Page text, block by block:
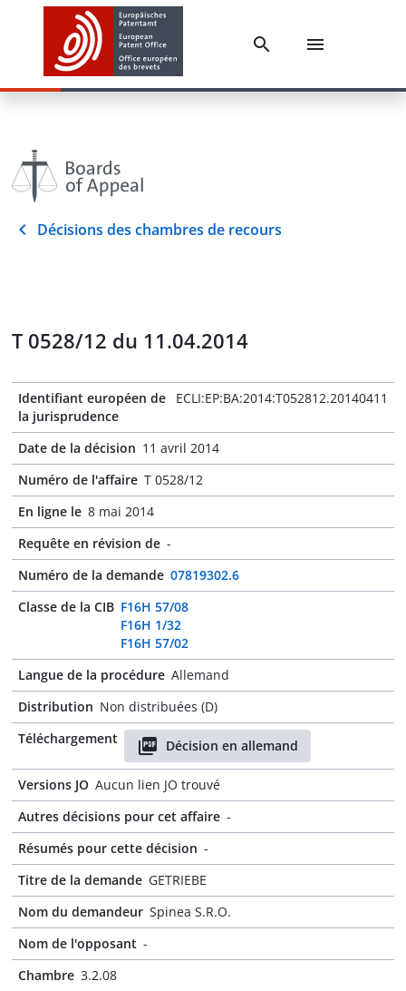
Décisions des chambres de recours
T 0528/12 du 11.04.2014
Identifiant européen de
la jurisprudence
ECLI:EP:BA:2014:T052812.20140411
Date de la décision 11 avril 2014
Numéro de l'affaire T 0528/12
En ligne le 8 mai 2014
Requête en révision de -
Numéro de la demande 07819302.6
Classe de la CIB F16H 57/08
F16H 1/32
F16H 57/02
Langue de la procédure Allemand
Distribution Non distribuées (D)
Téléchargement
Décision en allemand
Versions JO Aucun lien JO trouvé
Autres décisions pour cet affaire -
Résumés pour cette décision -
Titre de la demande GETRIEBE
Nom du demandeur Spinea S.R.O.
Nom de l'opposant -
Chambre 3.2.08